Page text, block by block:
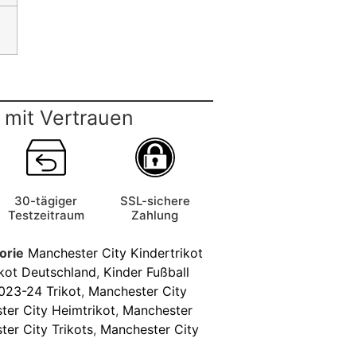
mit Vertrauen
30-tägiger
Testzeitraum
SSL-sichere
Zahlung
Manchester City Kindertrikot
Deutschland, Kinder Fußball
24 Trikot, Manchester City
City Heimtrikot, Manchester
City Trikots, Manchester City